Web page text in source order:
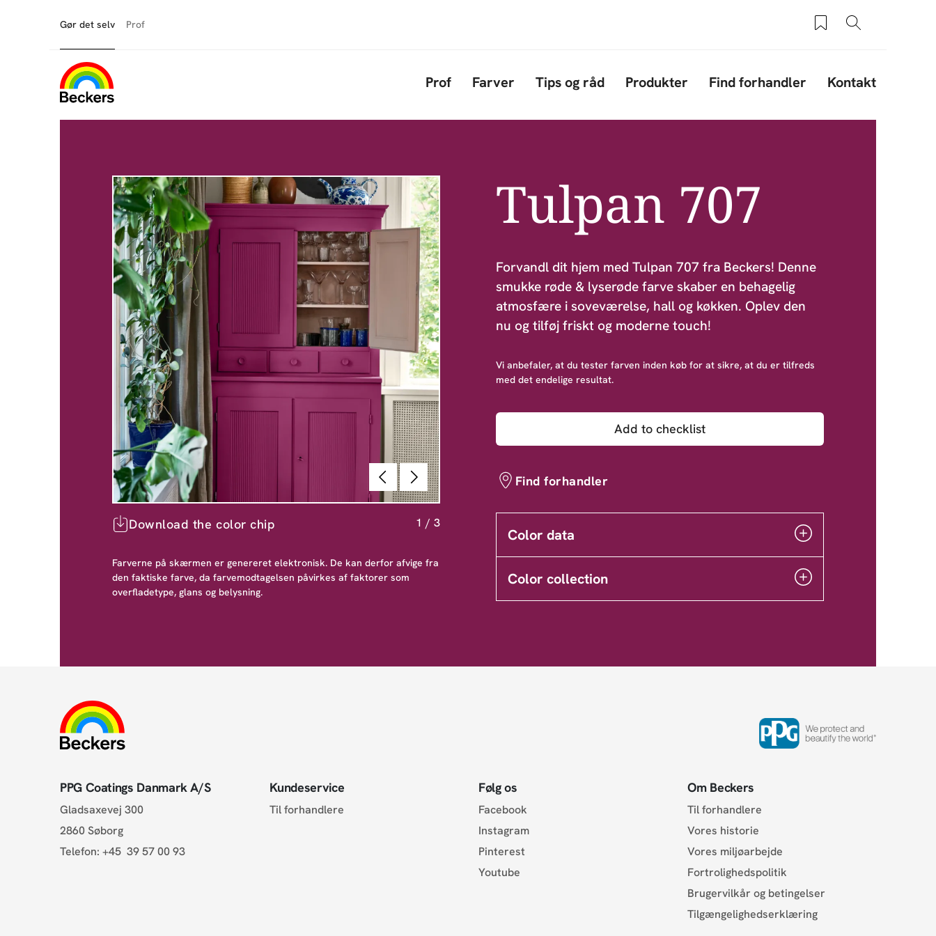
Gør det selv Prof Saved products
Søg
Prof Farver Tips og råd Produkter Find forhandler Kontakt
Tulpan 707
ForrigeNæste
Download the color chip 1 / 3
Farverne på skærmen er genereret elektronisk. De kan derfor afvige fra
den faktiske farve, da farvemodtagelsen påvirkes af faktorer som
overfladetype, glans og belysning.
Forvandl dit hjem med Tulpan 707 fra Beckers! Denne
smukke røde & lyserøde farve skaber en behagelig
atmosfære i soveværelse, hall og køkken. Oplev den
nu og tilføj friskt og moderne touch!
Vi anbefaler, at du tester farven inden køb for at sikre, at du er tilfreds
med det endelige resultat.
Add to checklist
Find forhandler
Color data
Color collection
PPG Coatings Danmark A/S
Gladsaxevej 300
2860 Søborg
Telefon:+45 39 57 00 93
Kundeservice
Til forhandlere
Følg os
Facebook
Instagram
Pinterest
Youtube
Om Beckers
Til forhandlere
Vores historie
Vores miljøarbejde
Fortrolighedspolitik
Brugervilkår og betingelser
Tilgængelighedserklæring